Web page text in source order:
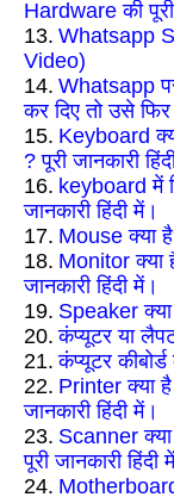
Hardware की पूरी
13. Whatsapp
Video)
14. Whatsapp
कर दिए तो उसे
15. Keyboard
? पूरी जानकारी
16. keyboard में
जानकारी हिंदी में।
17. Mouse क्या
18. Monitor क्या
जानकारी हिंदी में।
19. Speaker क्या
20. कंप्यूटर या
21. कंप्यूटर
22. Printer क्या
जानकारी हिंदी में।
23. Scanner
पूरी जानकारी हिंदी
24.